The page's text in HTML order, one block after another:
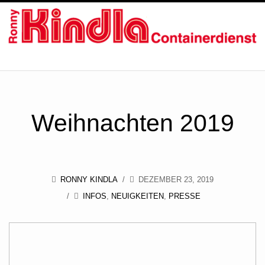
UNSER TEAM
Weihnachten 2019
RONNY KINDLA
DEZEMBER 23, 2019
INFOS, NEUIGKEITEN, PRESSE